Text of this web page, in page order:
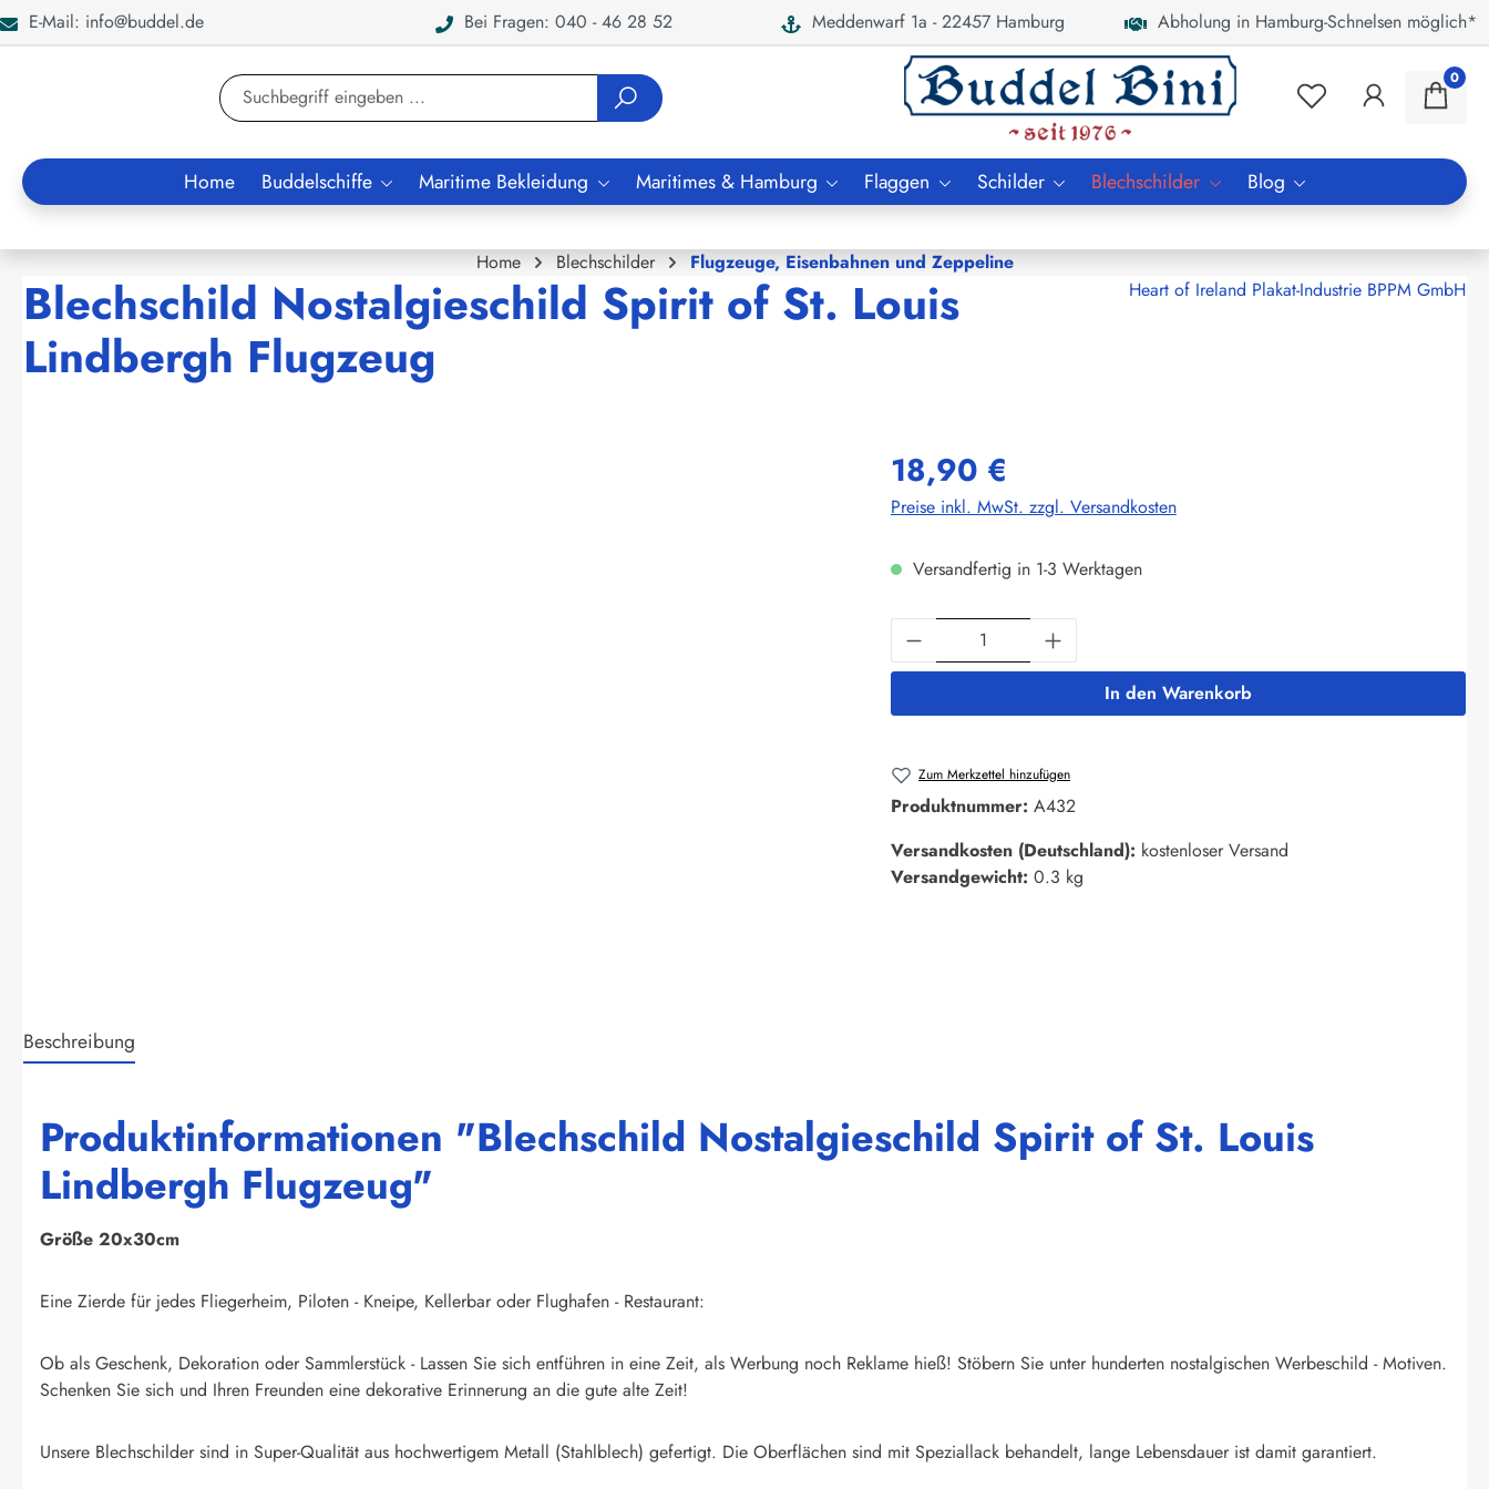
Zur Suche springen
E-Mail: info@buddel.de Bei Fragen: 040 - 46 28 52 Meddenwarf 1a - 22457 Hamburg Abholung in Hamburg-Schnelsen möglich*
0
Home Buddelschiffe Maritime Bekleidung Maritimes & Hamburg Flaggen Schilder Blechschilder Blog
Home Blechschilder Flugzeuge, Eisenbahnen und Zeppeline
Blechschild Nostalgieschild Spirit of St. Louis
Lindbergh Flugzeug
Heart of Ireland Plakat-Industrie BPPM GmbH
18,90 €
Preise inkl. MwSt. zzgl. Versandkosten
Versandfertig in 1-3 Werktagen
Produkt Anzahl: Gib den gewünschten Wert ein
In den Warenkorb
Zum Merkzettel hinzufügen
Produktnummer: A432
Versandkosten (Deutschland): kostenloser Versand
Versandgewicht: 0.3 kg
Beschreibung
Produktinformationen "Blechschild Nostalgieschild Spirit of St. Louis
Lindbergh Flugzeug"
Größe 20x30cm
Eine Zierde für jedes Fliegerheim, Piloten - Kneipe, Kellerbar oder Flughafen - Restaurant:
Ob als Geschenk, Dekoration oder Sammlerstück - Lassen Sie sich entführen in eine Zeit, als Werbung noch Reklame hieß! Stöbern Sie unter hunderten nostalgischen Werbeschild - Motiven.
Schenken Sie sich und Ihren Freunden eine dekorative Erinnerung an die gute alte Zeit!
Unsere Blechschilder sind in Super-Qualität aus hochwertigem Metall (Stahlblech) gefertigt. Die Oberflächen sind mit Speziallack behandelt, lange Lebensdauer ist damit garantiert.